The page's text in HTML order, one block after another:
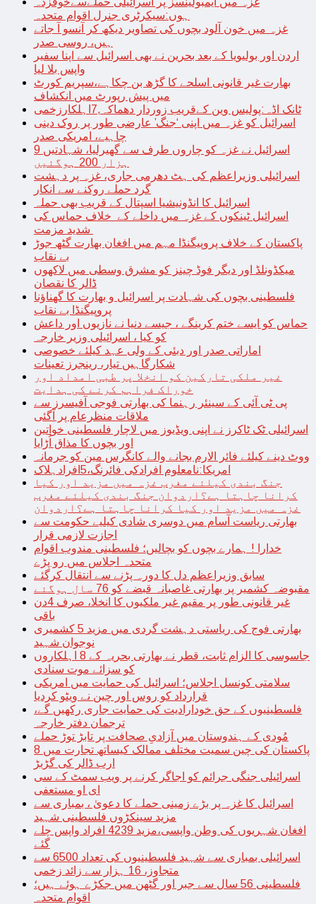
ہوں:سیکرٹری جنرل اقوام متحدہ
غزہ میں خون آلود بچوں کی تصاویر دیکھ کر آنسو آ جاتے
ہیں، روسی صدر
اردن اور بولیویا کے بعد بحرین نے بھی اسرائیل سے اپنا سفیر
واپس بلا لیا
بھارت غیر قانونی اسلحے کا گڑھ بن چکاہے،سپریم کورٹ
میں پیش رپورٹ میں انکشاف
ٹانک اڈہ:پولیس وین کےقریب زوردار دھماکہ,7اہلکارزخمی
اسرائیل کو غزہ میں اپنی ‘جنگ’ عارضی طور پر روک دینی
چاہیے، امریکی صدر
اسرائیل نے غزہ کو چاروں طرف سے گھیرلیا، شہادتیں 9
ہزار 200 ہوگئیں
اسرائیلی وزیراعظم کی ہٹ دھرمی جاری، غزہ پر دہشت
گرد حملے روکنے سے انکار
اسرائیل کا انڈونیشیا اسپتال کے قریب بھی حملہ
اسرائیل ٹینکوں کے غزہ میں داخلے کے خلاف حماس کی
پاکستان کے خلاف پروپیگنڈا مہم میں افغان بھارت گٹھ جوڑ
بے نقاب
میکڈونلڈ اور دیگر فوڈ چینز کو مشرق وسطی میں لاکھوں
ڈالر کا نقصان
فلسطینی بچوں کی شہادت پر اسرائیل و بھارت کا گھناؤنا
پروپیگنڈا بے نقاب
حماس کو ایسے ختم کرینگے ، جیسے دنیا نے نازیوں اور داعش
کو کیا ، اسرائیلی وزیر خارجہ
اماراتی صدر اور دبئی کے ولی عہد کیلئے خصوصی
شکارگاہیں تیار، رینجرز تعینات
غیر ملکی تارکین کو انخلا پر طبی امداد اور
خوراک فراہم کرنے کی ہدایت
پی ٹی آئی کے سینئر رہنما کی بھارتی فوجی آفیسرز سے
ملاقات منظرعام پر آگئی
اسرائیلی ٹک ٹاکرز نے اپنی ویڈیوز میں لاچار فلسطینی خواتین
اور بچوں کا مذاق اُڑایا
ووٹ دینے کیلئے فائر الارم بجانے والے کانگرس مین کو جرمانہ
امریکا:نامعلوم افرادکی فائرنگ،5افرادہلاک
جنگ بندی کیلئے مغرب غزہ میں مزید اور کیا
کرانا چاہتا ہے؟اردوان جنگ بندی کیلئے مغرب
غزہ میں مزید اور کیا کرانا چاہتا ہے؟اردوان
بھارتی ریاست آسام میں دوسری شادی کیلیے حکومت سے
اجازت لازمی قرار
خدارا ! ہمارے بچوں کو بچالیں؛ فلسطینی مندوب اقوام
متحدہ اجلاس میں رو پڑے
سابق وزیراعظم دل کا دورہ پڑنے سے انتقال کرگئے
مقبوضہ کشمیر پر بھارتی غاصبانہ قبضے کو 76 سال ہوگئے
غیر قانونی طور پر مقیم غیر ملکیوں کا انخلا، صرف 4دن
باقی
بھارتی فوج کی ریاستی دہشت گردی میں مزید 5 کشمیری
نوجوان شہید
جاسوسی کا الزام ثابت، قطر نے بھارتی بحریہ کے 8 اہلکاروں
کو سزائے موت سنادی
سلامتی کونسل اجلاس؛ اسرائیل کی حمایت میں امریکی
قرارداد کو روس اور چین نے ویٹو کردیا
فلسطینیوں کے حق خودارادیت کی حمایت جاری رکھیں گے،
ترجمان دفتر خارجہ
مُودی کے ہندوستان میں آزادیِ صحافت پر تابڑ توڑ حملے
پاکستان کی چین سمیت مختلف ممالک کیساتھ تجارت میں 8
ارب ڈالر کی گڑبڑ
اسرائیلی جنگی جرائم کو اجاگر کرنے پر ویب سمٹ کے سی
ای او مستعفی
اسرائیل کا غزہ پر بڑے زمینی حملے کا دعویٰ ، بمباری سے
مزید سینکڑوں فلسطینی شہید
افغان شہریوں کی وطن واپسی،مزید 4239 افراد واپس چلے
گئے
اسرائیلی بمباری سے شہید فلسطینیوں کی تعداد 6500 سے
متجاوز، 16 ہزار سے زائد زخمی
فلسطینی 56 سال سے جبر اور گٹھن میں جکڑے ہوئے ہیں؛
اقوامِ متحدہ